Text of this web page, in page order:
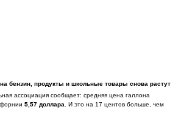
бензин, продукты и школьные товары снова растут
ассоциация сообщает: средняя цена галлона
5,57 доллара. И это на 17 центов больше, чем